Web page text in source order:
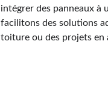
intégrer des panneaux à
facilitons des solutions
toiture ou des projets en